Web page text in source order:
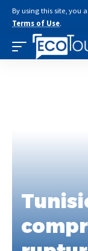
By using this site, you
Terms of Use.